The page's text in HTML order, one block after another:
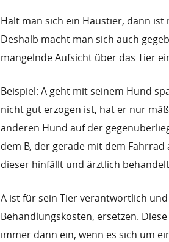
Hält man sich ein Haustier, dann
Deshalb macht man sich auch
mangelnde Aufsicht über das Tier
Beispiel: A geht mit seinem Hund
nicht gut erzogen ist, hat er nur
anderen Hund auf der
dem B, der gerade mit dem
dieser hinfällt und ärztlich
A ist für sein Tier verantwortlich
Behandlungskosten, ersetzen.
immer dann ein, wenn es sich um